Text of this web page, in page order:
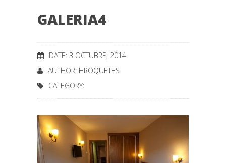
GALERIA4
DATE: 3 OCTUBRE, 2014
AUTHOR: HROQUETES
CATEGORY: